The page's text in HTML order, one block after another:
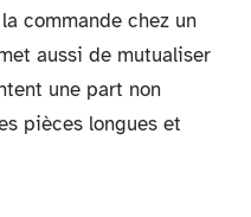
commande chez un
aussi de mutualiser
une part non
pièces longues et